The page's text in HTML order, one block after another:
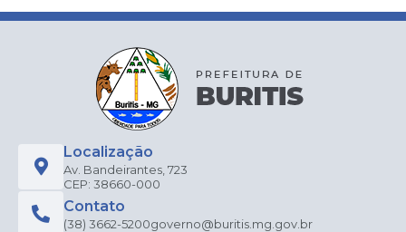
Localização
Av. Bandeirantes, 723
CEP: 38660-000
Contato
(38) 3662-5200governo@buritis.mg.gov.br